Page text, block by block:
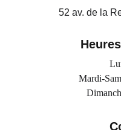
52 av. de la
Mardi-